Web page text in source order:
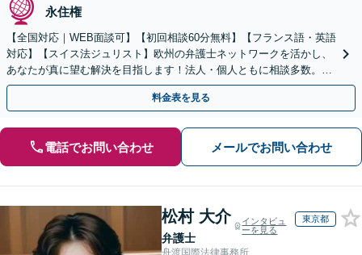
永住権
【全国対応｜WEB面談可】【初回相談60分無料】【フランス語・英語
対応】【スイス法ジュリスト】欧州の弁護士ネットワークを活かし、
あなたが真に望む解決を目指します！法人・個人ともに相談多数。細
やかな連絡と粘り強い交渉を徹底【休日・夜間相談可】
料金表を見る
電話でお問い合わせ メールでお問い合わせ
松村 大介
弁護士
インタビュ
ーを見る
東京都
舟渡国際法律事務所